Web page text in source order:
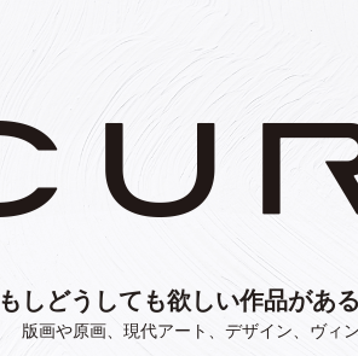
もしどうしても欲しい作品があ
版画や原画、現代アート、デザイン、ヴィ